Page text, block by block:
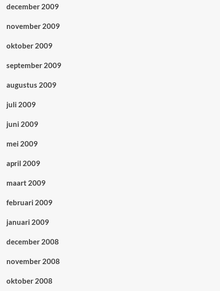
december 2009
november 2009
oktober 2009
september 2009
augustus 2009
juli 2009
juni 2009
mei 2009
april 2009
maart 2009
februari 2009
januari 2009
december 2008
november 2008
oktober 2008